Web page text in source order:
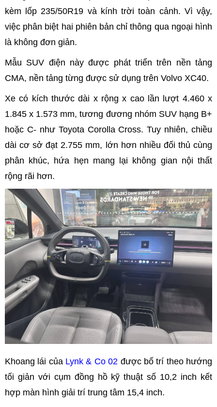
kèm lốp 235/50R19 và kính trời toàn cảnh. Vì vậy,
việc phân biệt hai phiên bản chỉ thông qua ngoại hình
là không đơn giản.
Mẫu SUV điện này được phát triển trên nền tảng
CMA, nền tảng từng được sử dụng trên Volvo XC40.
Xe có kích thước dài x rộng x cao lần lượt 4.460 x
1.845 x 1.573 mm, tương đương nhóm SUV hạng B+
hoặc C- như Toyota Corolla Cross. Tuy nhiên, chiều
dài cơ sở đạt 2.755 mm, lớn hơn nhiều đối thủ cùng
phân khúc, hứa hẹn mang lại không gian nội thất
rộng rãi hơn.
Khoang lái của Lynk & Co 02 được bố trí theo hướng
tối giản với cụm đồng hồ kỹ thuật số 10,2 inch kết
hợp màn hình giải trí trung tâm 15,4 inch.